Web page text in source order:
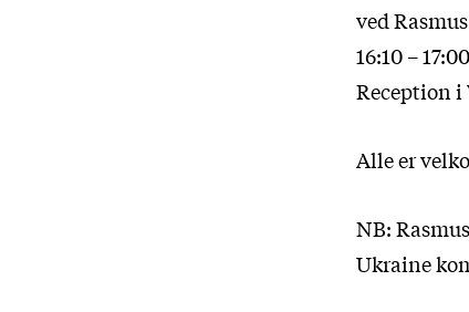
ved
16:10 – 17:00
Reception
Alle er
NB:
Ukraine